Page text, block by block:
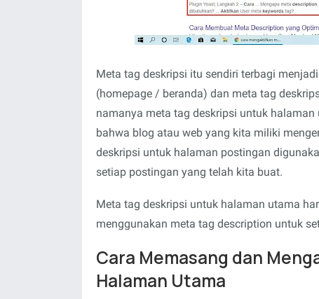
Meta tag deskripsi itu sendiri terbagi
(homepage / beranda) dan meta tag
namanya meta tag deskripsi untuk
bahwa blog atau web yang kita miliki
deskripsi untuk halaman postingan
setiap postingan yang telah kita buat.
Meta tag deskripsi untuk halaman utama
menggunakan meta tag description untuk
Cara Memasang dan
Halaman Utama